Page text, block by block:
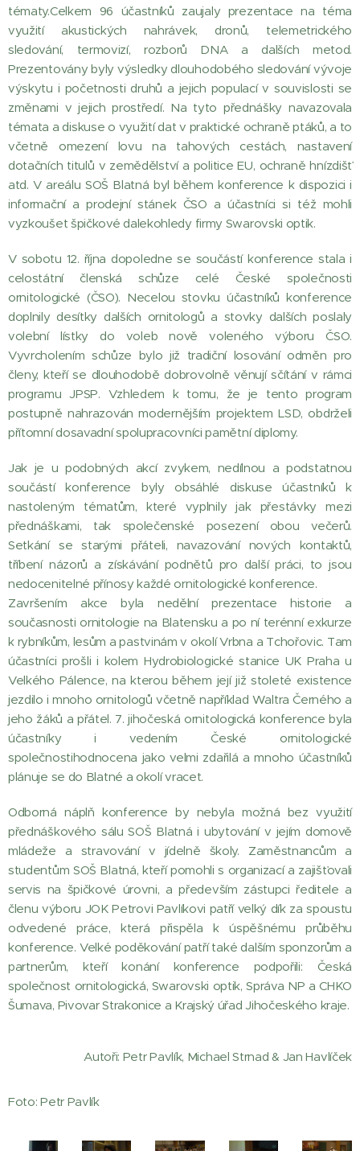
tématy.Celkem 96 účastníků zaujaly prezentace na téma
využití akustických nahrávek, dronů, telemetrického
sledování, termovizí, rozborů DNA a dalších metod.
Prezentovány byly výsledky dlouhodobého sledování vývoje
výskytu i početnosti druhů a jejich populací v souvislosti se
změnami v jejich prostředí. Na tyto přednášky navazovala
témata a diskuse o využití dat v praktické ochraně ptáků, a to
včetně omezení lovu na tahových cestách, nastavení
dotačních titulů v zemědělství a politice EU, ochraně hnízdišť
atd. V areálu SOŠ Blatná byl během konference k dispozici i
informační a prodejní stánek ČSO a účastníci si též mohli
vyzkoušet špičkové dalekohledy firmy Swarovski optik.
V sobotu 12. října dopoledne se součástí konference stala i
celostátní členská schůze celé České společnosti
ornitologické (ČSO). Necelou stovku účastníků konference
doplnily desítky dalších ornitologů a stovky dalších poslaly
volební lístky do voleb nově voleného výboru ČSO.
Vyvrcholením schůze bylo již tradiční losování odměn pro
členy, kteří se dlouhodobě dobrovolně věnují sčítání v rámci
programu JPSP. Vzhledem k tomu, že je tento program
postupně nahrazován modernějším projektem LSD, obdrželi
přítomní dosavadní spolupracovníci pamětní diplomy.
Jak je u podobných akcí zvykem, nedílnou a podstatnou
součástí konference byly obsáhlé diskuse účastníků k
nastoleným tématům, které vyplnily jak přestávky mezi
přednáškami, tak společenské posezení obou večerů.
Setkání se starými přáteli, navazování nových kontaktů,
tříbení názorů a získávání podnětů pro další práci, to jsou
nedocenitelné přínosy každé ornitologické konference.
Završením akce byla nedělní prezentace historie a
současnosti ornitologie na Blatensku a po ní terénní exkurze
k rybníkům, lesům a pastvinám v okolí Vrbna a Tchořovic. Tam
účastníci prošli i kolem Hydrobiologické stanice UK Praha u
Velkého Pálence, na kterou během její již stoleté existence
jezdilo i mnoho ornitologů včetně například Waltra Černého a
jeho žáků a přátel. 7. jihočeská ornitologická konference byla
účastníky i vedením České ornitologické
společnostihodnocena jako velmi zdařilá a mnoho účastníků
plánuje se do Blatné a okolí vracet.
Odborná náplň konference by nebyla možná bez využití
přednáškového sálu SOŠ Blatná i ubytování v jejím domově
mládeže a stravování v jídelně školy. Zaměstnancům a
studentům SOŠ Blatná, kteří pomohli s organizací a zajišťovali
servis na špičkové úrovni, a především zástupci ředitele a
členu výboru JOK Petrovi Pavlíkovi patří velký dík za spoustu
odvedené práce, která přispěla k úspěšnému průběhu
konference. Velké poděkování patří také dalším sponzorům a
partnerům, kteří konání konference podpořili: Česká
společnost ornitologická, Swarovski optik, Správa NP a CHKO
Šumava, Pivovar Strakonice a Krajský úřad Jihočeského kraje.
Autoři: Petr Pavlík, Michael Strnad & Jan Havlíček
Foto: Petr Pavlík